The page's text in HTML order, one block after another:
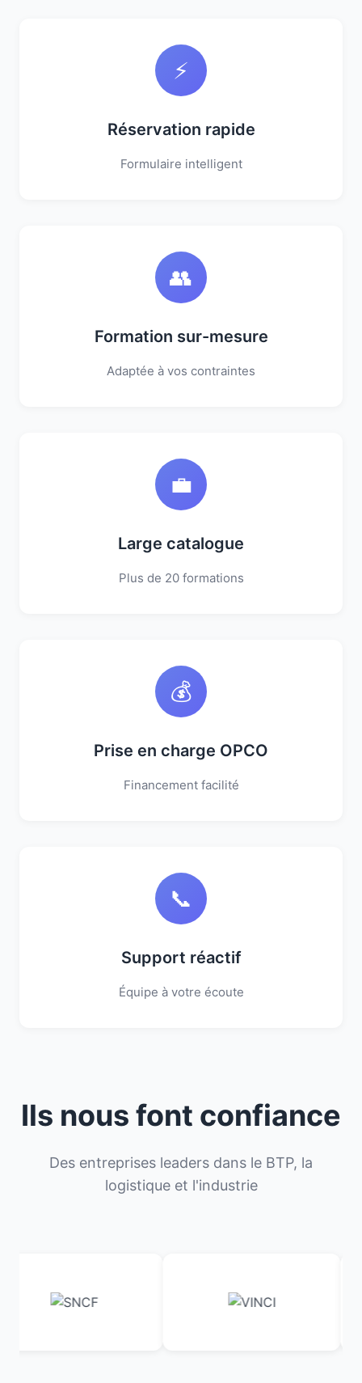
⚡
Réservation rapide
Formulaire intelligent
👥
Formation sur-mesure
Adaptée à vos contraintes
💼
Large catalogue
Plus de 20 formations
💰
Prise en charge OPCO
Financement facilité
📞
Support réactif
Équipe à votre écoute
Ils nous font confiance
Des entreprises leaders dans le BTP, la
logistique et l'industrie